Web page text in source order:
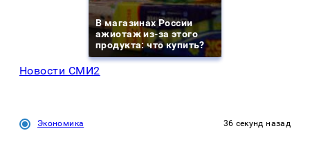
В магазинах России
ажиотаж из-за этого
продукта: что купить?
Новости СМИ2
Экономика 36 секунд назад